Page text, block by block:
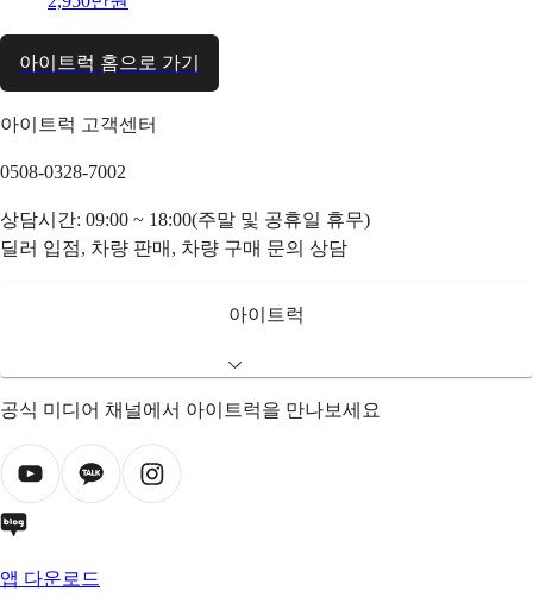
아이트럭 홈으로 가기
아이트럭 고객센터
0508-0328-7002
상담시간: 09:00 ~ 18:00(주말 및 공휴일 휴무)
딜러 입점, 차량 판매, 차량 구매 문의 상담
아이트럭
공식 미디어 채널에서 아이트럭을 만나보세요
앱 다운로드